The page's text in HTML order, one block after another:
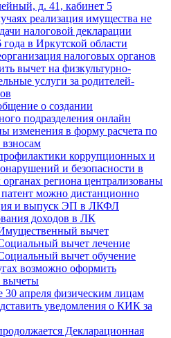
д. 41, кабинет 5
реализация имущества не
налоговой декларации
в Иркутской области
налоговых органов
вычет на физкультурно-
услуги за родителей-
о создании
подразделения онлайн
изменения в форму расчета по
коррупционных и
и безопасности в
региона централизованы
можно дистанционно
и выпуск ЭП в ЛКФЛ
доходов в ЛК
вычет
вычет лечение
вычет обучение
возможно оформить
вычеты
30 апреля физическим лицам
уведомления о КИК за
Декларационная